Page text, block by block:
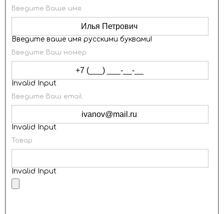
Введите Ваше имя:
Введите ваше имя русскими буквами!
Введите Ваш номер:
Invalid Input
Введите Ваш email:
Invalid Input
Товар
Invalid Input